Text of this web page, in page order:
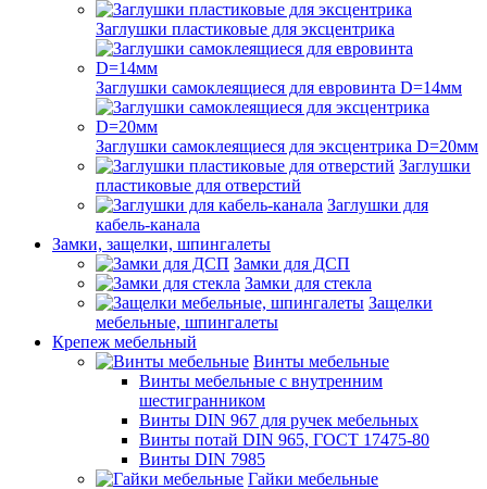
Заглушки пластиковые для эксцентрика
Заглушки самоклеящиеся для евровинта D=14мм
Заглушки самоклеящиеся для эксцентрика D=20мм
Заглушки
пластиковые для отверстий
Заглушки для
кабель-канала
Замки, защелки, шпингалеты
Замки для ДСП
Замки для стекла
Защелки
мебельные, шпингалеты
Крепеж мебельный
Винты мебельные
Винты мебельные с внутренним
шестигранником
Винты DIN 967 для ручек мебельных
Винты потай DIN 965, ГОСТ 17475-80
Винты DIN 7985
Гайки мебельные